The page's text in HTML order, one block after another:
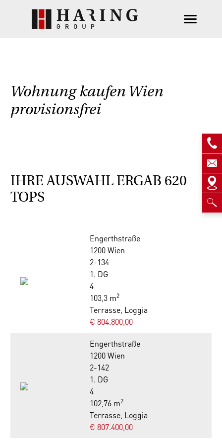
Wohnung kaufen Wien
provisionsfrei
IHRE AUSWAHL ERGAB 620
TOPS
Engerthstraße
1200 Wien
2-134
1. DG
4
103,3 m2
Terrasse, Loggia
€ 804.800,00
Engerthstraße
1200 Wien
2-142
1. DG
4
102,76 m2
Terrasse, Loggia
€ 807.400,00